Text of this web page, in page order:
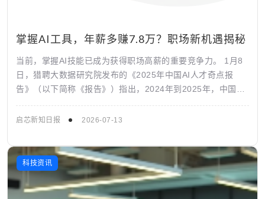
掌握AI工具，年薪多赚7.8万？职场新机遇揭秘
当前，掌握AI技能已成为获得职场高薪的重要竞争力。 1月8
日，猎聘大数据研究院发布的《2025年中国AI人才奇点报
告》（以下简称《报告》）指出，2024年到2025年，中国企
启芯新知日报 2026-07-13
科技资讯